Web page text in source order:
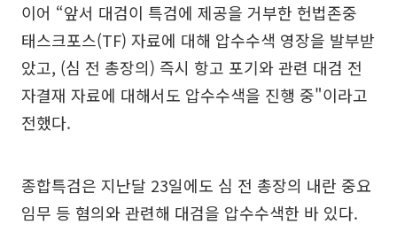
이어 “앞서 대검이 특검에 제공을 거부한 헌법존중
태스크포스(TF) 자료에 대해 압수수색 영장을 발부받
았고, (심 전 총장의) 즉시 항고 포기와 관련 대검 전
자결재 자료에 대해서도 압수수색을 진행 중"이라고
전했다.
종합특검은 지난달 23일에도 심 전 총장의 내란 중요
임무 등 혐의와 관련해 대검을 압수수색한 바 있다.